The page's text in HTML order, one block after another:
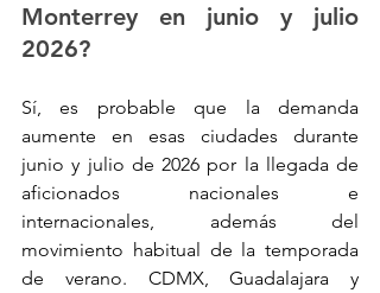
Monterrey en junio y julio
2026?
Sí, es probable que la demanda
aumente en esas ciudades durante
junio y julio de 2026 por la llegada de
aficionados nacionales e
internacionales, además del
movimiento habitual de la temporada
de verano. CDMX, Guadalajara y